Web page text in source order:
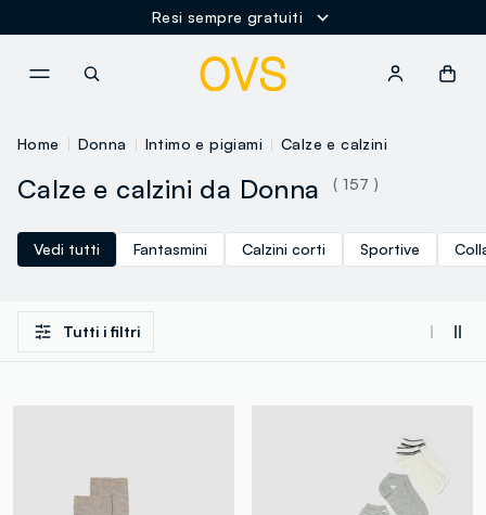
Resi sempre gratuiti
Home Donna Intimo e pigiami Calze e calzini
Calze e calzini da Donna ( 157 )
Vedi tutti Fantasmini Calzini corti Sportive
Tutti i filtri